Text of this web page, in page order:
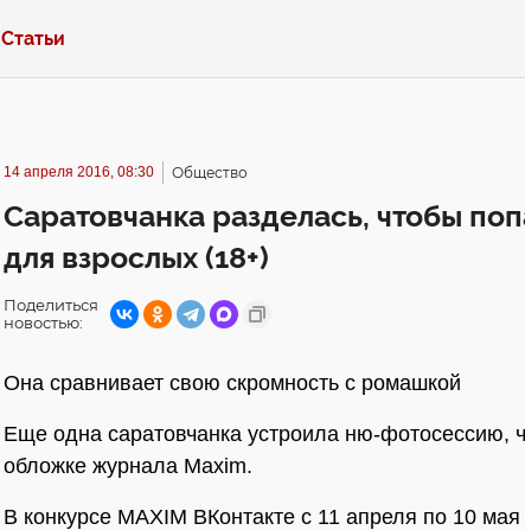
Статьи
14 апреля 2016, 08:30 Общество
Саратовчанка разделась, чтобы
для взрослых (18+)
Поделиться
новостью:
Она сравнивает свою скромность с ромашкой
Еще одна саратовчанка устроила ню-фотосессию,
обложке журнала Maxim.
В конкурсе MAXIM ВКонтакте с 11 апреля по 10